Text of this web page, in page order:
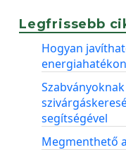
Legfrissebb
Hogyan
segítségével
Megmenthető